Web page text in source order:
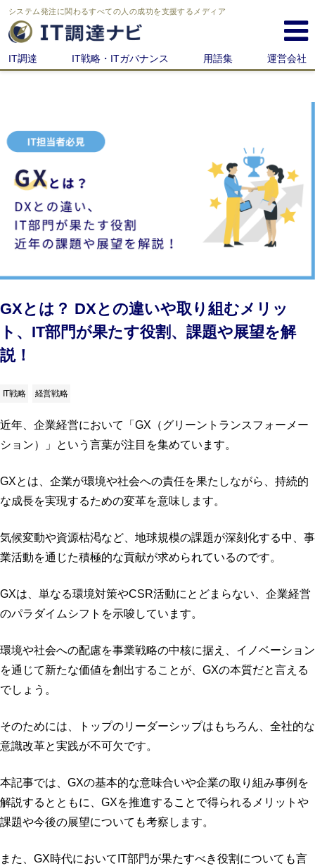
システム発注に関わるすべての人の成功を支援するメディア
IT調達 IT戦略・ITガバナンス 用語集 運営会社
GXとは？ DXとの違いや取り組むメリッ
ト、IT部門が果たす役割、課題や展望を解
説！
IT戦略 経営戦略
近年、企業経営において「GX（グリーントランスフォーメー
ション）」という言葉が注目を集めています。
GXとは、企業が環境や社会への責任を果たしながら、持続的
な成長を実現するための変革を意味します。
気候変動や資源枯渇など、地球規模の課題が深刻化する中、事
業活動を通じた積極的な貢献が求められているのです。
GXは、単なる環境対策やCSR活動にとどまらない、企業経営
のパラダイムシフトを示唆しています。
環境や社会への配慮を事業戦略の中核に据え、イノベーション
を通じて新たな価値を創出することが、GXの本質だと言える
でしょう。
そのためには、トップのリーダーシップはもちろん、全社的な
意識改革と実践が不可欠です。
本記事では、GXの基本的な意味合いや企業の取り組み事例を
解説するとともに、GXを推進することで得られるメリットや
課題や今後の展望についても考察します。
また、GX時代においてIT部門が果たすべき役割についても言